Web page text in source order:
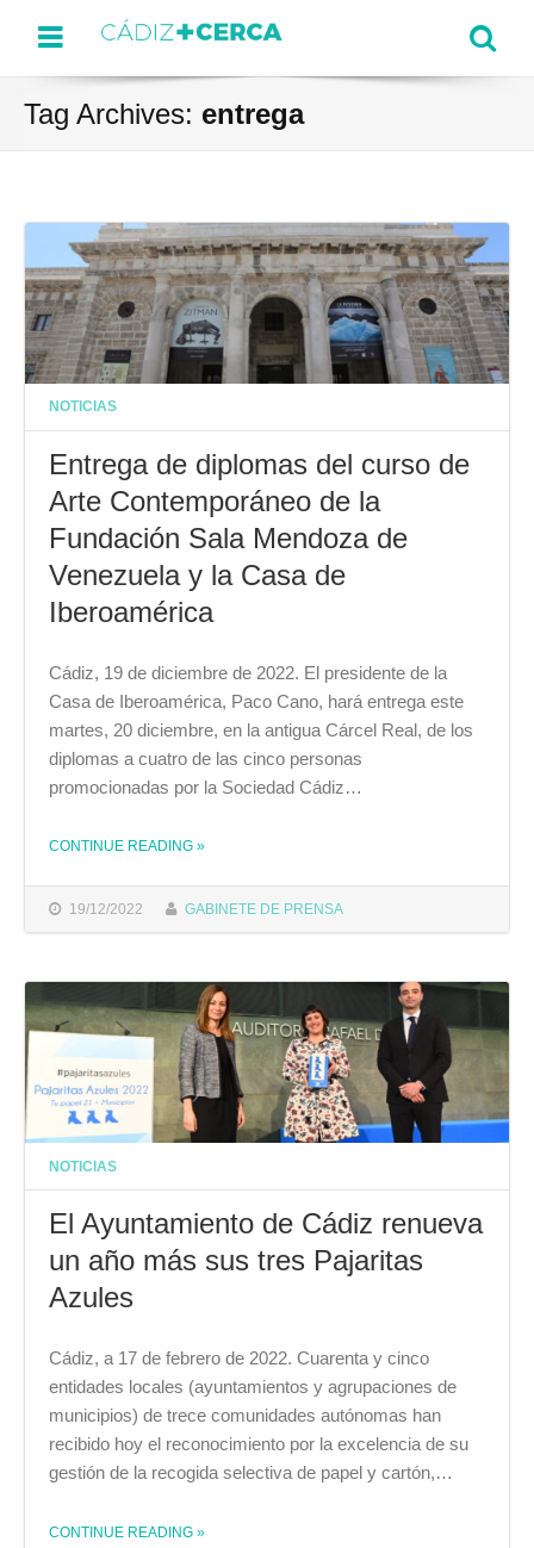
Menu
Tag Archives: entrega
NOTICIAS
Entrega de diplomas del curso de
Arte Contemporáneo de la
Fundación Sala Mendoza de
Venezuela y la Casa de
Iberoamérica
19/12/2022 GABINETE DE PRENSA
Cádiz, 19 de diciembre de 2022. El presidente de la
Casa de Iberoamérica, Paco Cano, hará entrega este
martes, 20 diciembre, en la antigua Cárcel Real, de los
diplomas a cuatro de las cinco personas
promocionadas por la Sociedad Cádiz…
CONTINUE READING
THE "ENTREGA DE DIPLOMAS DEL CURSO DE ARTE CONTEMPORÁNEO DE LA FUNDACIÓN SALA MENDOZA DE VENEZUELA Y LA CASA DE IBEROAMÉRICA"
»
NOTICIAS
El Ayuntamiento de Cádiz renueva
un año más sus tres Pajaritas
Azules
Cádiz, a 17 de febrero de 2022. Cuarenta y cinco
entidades locales (ayuntamientos y agrupaciones de
municipios) de trece comunidades autónomas han
recibido hoy el reconocimiento por la excelencia de su
gestión de la recogida selectiva de papel y cartón,…
CONTINUE READING THE "EL AYUNTAMIENTO DE CÁDIZ RENUEVA UN AÑO MÁS SUS TRES PAJARITAS AZULES "
»